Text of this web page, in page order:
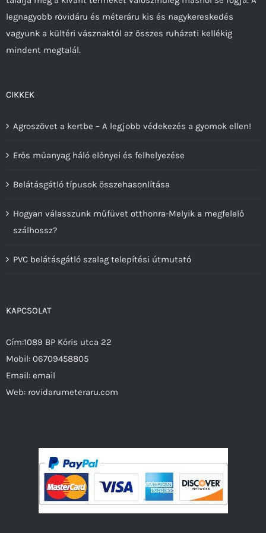
legnagyobb rövidáru és méteráru kis és nagykereskedés
vagyunk a kültéri vásznaktól az összes ruházati kellékig
mindent megtalál.
CIKKEK
Agroszövet a kertbe – A legjobb védekezés a gyomok ellen!
Erős műanyag háló előnyei és felhelyezése
Belátásgátló típusok összehasonlítása
Hogyan válasszunk műfüvet otthonra-Melyik a megfelelő
szálhossz?
PVC belátásgátló szalag telepítési útmutató
KAPCSOLAT
Cím:1089 BP Kőris utca 22
Mobil: 06709458805
Email: email
Web: rovidarumeteraru.com